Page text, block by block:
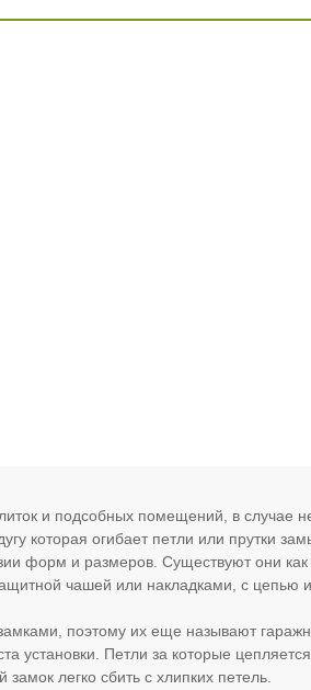
и подсобных помещений, в случае
которая огибает петли или прутки
форм и размеров. Существуют они
чашей или накладками, с
поэтому их еще называют
установки. Петли за которые
легко сбить с хлипких петель.